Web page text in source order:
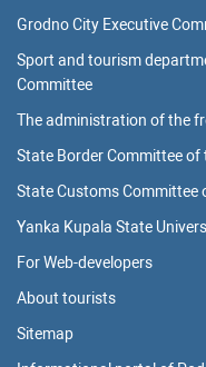
Grodno City Executive
Sport and tourism
Committee
The administration of the
State Border Committee of
State Customs Committee
Yanka Kupala State
For Web-developers
About tourists
Sitemap